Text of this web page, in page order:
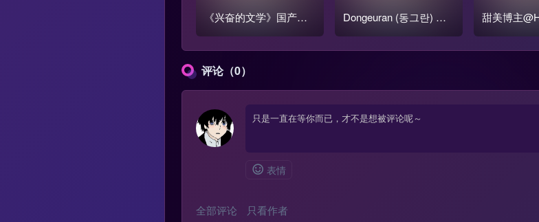
《兴奋的文学》国产跳
蛋阅读1-3季全集【含番
外篇】
Dongeuran (동그란) 写
真COS作品原图合集
甜美博主
oll(玩偶姐
打包
评论（0）
表情
全部评论 只看作者